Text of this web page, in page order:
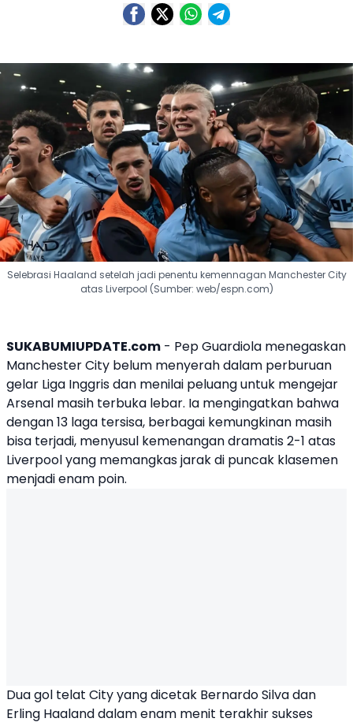
Selebrasi Haaland setelah jadi penentu kemennagan Manchester City
atas Liverpool (Sumber: web/espn.com)
SUKABUMIUPDATE.com - Pep Guardiola menegaskan
Manchester City belum menyerah dalam perburuan
gelar Liga Inggris dan menilai peluang untuk mengejar
Arsenal masih terbuka lebar. Ia mengingatkan bahwa
dengan 13 laga tersisa, berbagai kemungkinan masih
bisa terjadi, menyusul kemenangan dramatis 2-1 atas
Liverpool yang memangkas jarak di puncak klasemen
menjadi enam poin.
Dua gol telat City yang dicetak Bernardo Silva dan
Erling Haaland dalam enam menit terakhir sukses